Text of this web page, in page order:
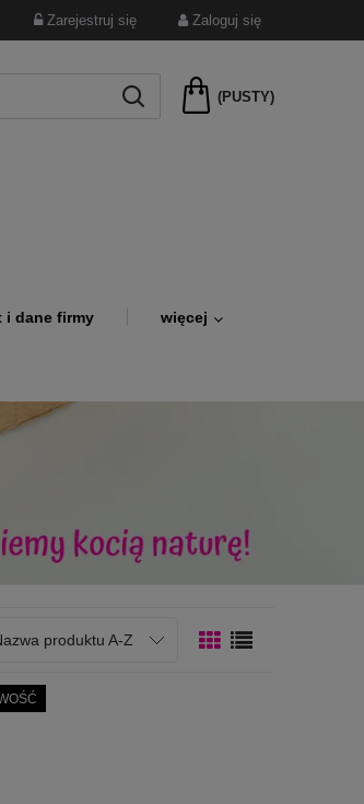
Zarejestruj się Zaloguj się
(PUSTY)
i dane firmy więcej
produktu A-Z